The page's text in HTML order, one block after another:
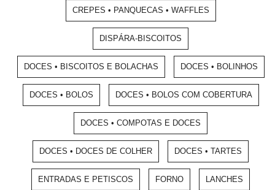
CREPES • PANQUECAS • WAFFLES
DISPÁRA-BISCOITOS
DOCES • BISCOITOS E BOLACHAS DOCES • BOLINHOS
DOCES • BOLOS DOCES • BOLOS COM COBERTURA
DOCES • COMPOTAS E DOCES
DOCES • DOCES DE COLHER DOCES • TARTES
ENTRADAS E PETISCOS FORNO LANCHES